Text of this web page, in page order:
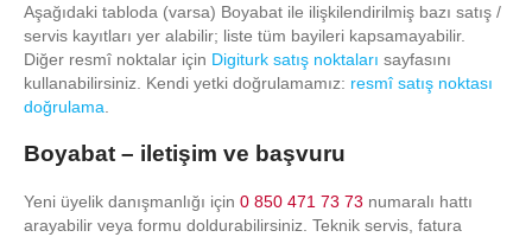
Aşağıdaki tabloda (varsa) Boyabat ile ilişkilendirilmiş bazı satış /
servis kayıtları yer alabilir; liste tüm bayileri kapsamayabilir.
Diğer resmî noktalar için Digiturk satış noktaları sayfasını
kullanabilirsiniz. Kendi yetki doğrulamamız: resmî satış noktası
doğrulama
Boyabat – iletişim ve başvuru
Yeni üyelik danışmanlığı için 0 850 471 73 73 numaralı hattı
arayabilir veya formu doldurabilirsiniz. Teknik servis, fatura